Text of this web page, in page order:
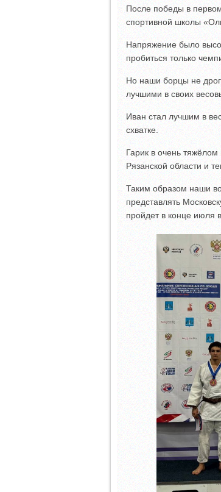
После победы в
спортивной школы
Напряжение было
пробиться только
Но наши борцы не
лучшими в своих
Иван стал лучшим в
схватке.
Гарик в очень
Рязанской области и
Таким образом наши
представлять
пройдет в конце июля